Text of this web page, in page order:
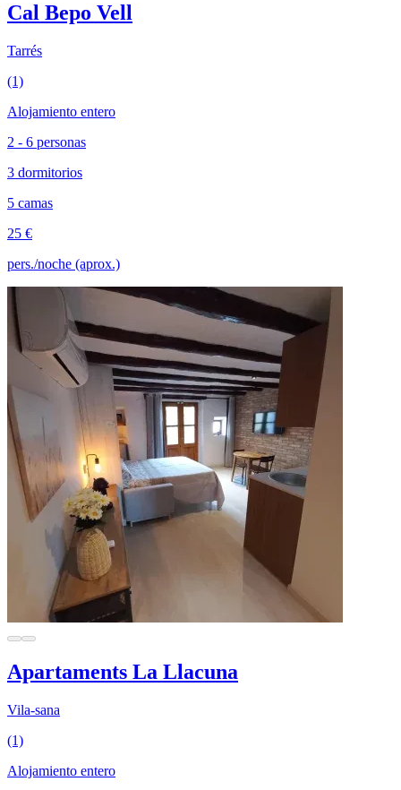
Cal Bepo Vell
Tarrés
(1)
Alojamiento entero
2 - 6 personas
3 dormitorios
5 camas
25 €
pers./noche (aprox.)
Apartaments La Llacuna
Vila-sana
(1)
Alojamiento entero